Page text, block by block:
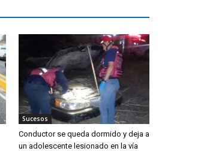
Sucesos
Conductor se queda dormido y deja a
un adolescente lesionado en la vía